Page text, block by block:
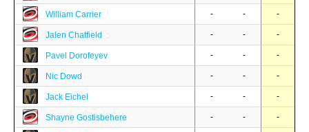
William Carrier - - -
Jalen Chatfield - - -
Pavel Dorofeyev - - -
Nic Dowd - - -
Jack Eichel - - -
Shayne Gostisbehere - - -